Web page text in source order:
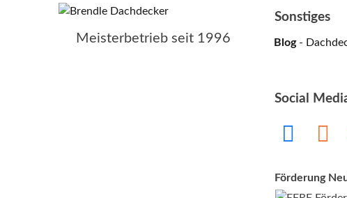
Meisterbetrieb seit 1996
Sonstiges
Blog-
Social
Förderung